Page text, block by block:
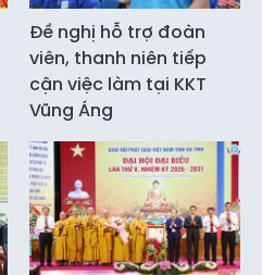
Đề nghị hỗ trợ đoàn
viên, thanh niên tiếp
cận việc làm tại KKT
Vũng Áng